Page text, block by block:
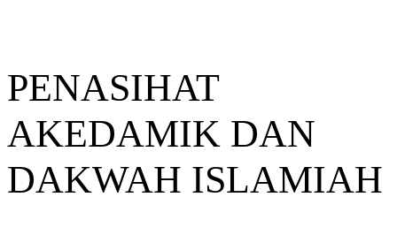
PENASIHAT
AKEDAMIK DAN
DAKWAH ISLAMIAH